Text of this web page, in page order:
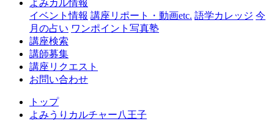
よみカル情報
イベント情報 講座リポート・動画etc. 語学カレッジ 今
月の占い ワンポイント写真塾
講座検索
講師募集
講座リクエスト
お問い合わせ
トップ
よみうりカルチャー八王子